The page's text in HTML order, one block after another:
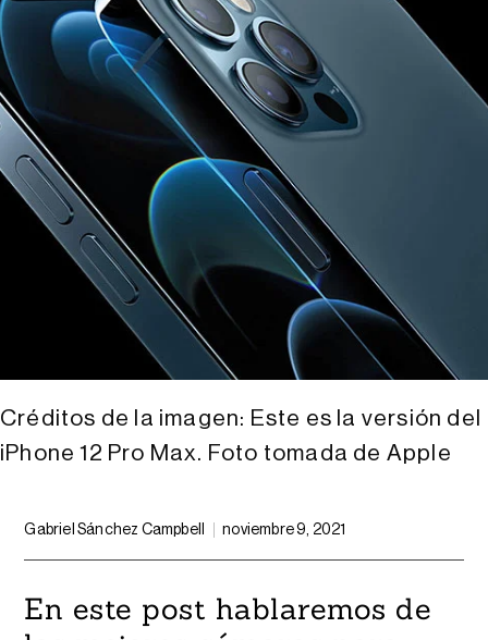
Créditos de la imagen: Este es la versión del
iPhone 12 Pro Max. Foto tomada de Apple
Gabriel Sánchez Campbell noviembre 9, 2021
En este post hablaremos de